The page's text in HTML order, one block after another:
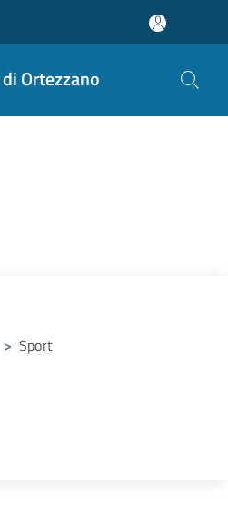
Ortezzano
> Sport